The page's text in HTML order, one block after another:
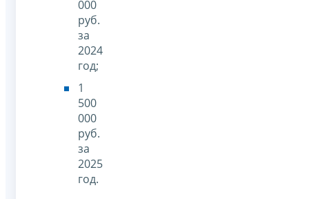
000
руб.
за
2024
год;
1
500
000
руб.
за
2025
год.